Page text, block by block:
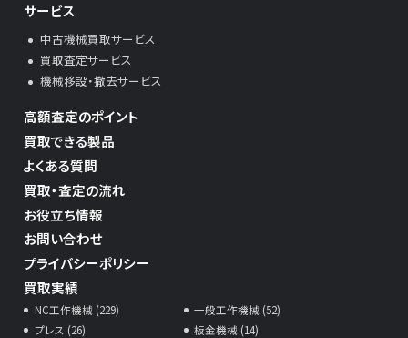
サービス
中古機械買取サービス
買取査定サービス
機械移設・撤去サービス
高額査定のポイント
買取できる製品
よくある質問
買取・査定の流れ
お役立ち情報
お問い合わせ
プライバシーポリシー
買取実績
NC工作機械 (229)
一般工作機械 (52)
プレス (26)
板金機械 (14)